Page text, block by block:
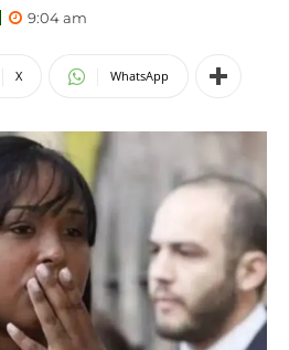
9:04 am
X WhatsApp